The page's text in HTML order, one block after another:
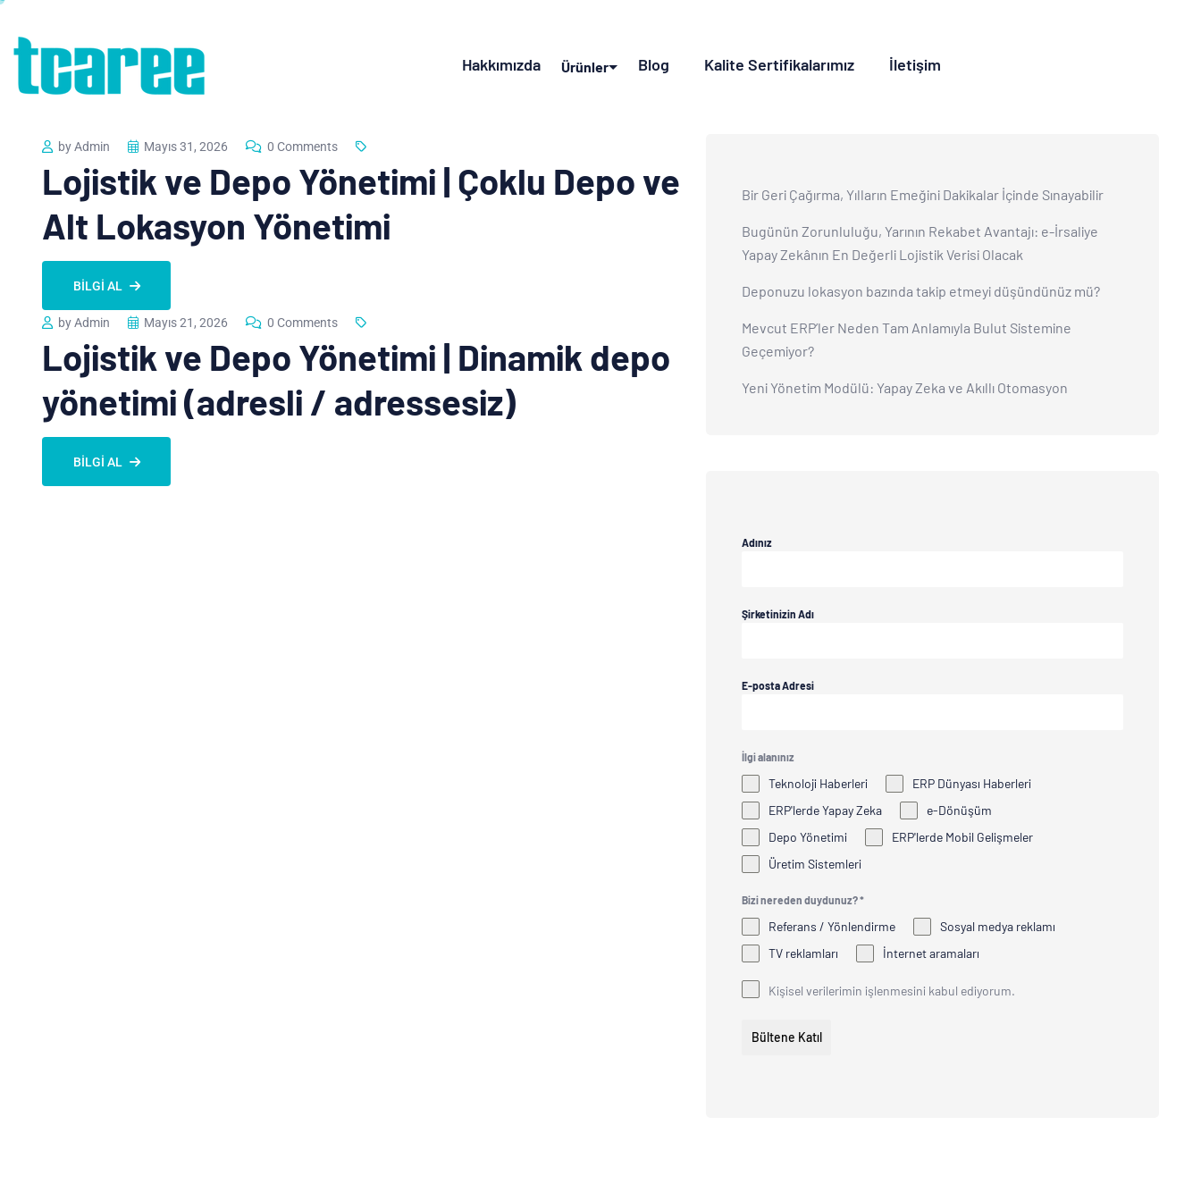
Hakkımızda Ürünler Blog Kalite Sertifikalarımız İletişim
by Admin Mayıs 31, 2026 0 Comments
Lojistik ve Depo Yönetimi | Çoklu Depo ve
Alt Lokasyon Yönetimi
BILGI AL
by Admin Mayıs 21, 2026 0 Comments
Lojistik ve Depo Yönetimi | Dinamik depo
yönetimi (adresli / adressesiz)
BILGI AL
Bir Geri Çağırma, Yılların Emeğini Dakikalar İçinde Sınayabilir
Bugünün Zorunluluğu, Yarının Rekabet Avantajı: e-İrsaliye
Yapay Zekânın En Değerli Lojistik Verisi Olacak
Deponuzu lokasyon bazında takip etmeyi düşündünüz mü?
Mevcut ERP’ler Neden Tam Anlamıyla Bulut Sistemine
Geçemiyor?
Yeni Yönetim Modülü: Yapay Zeka ve Akıllı Otomasyon
Adınız
Şirketinizin Adı
E-posta Adresi
İlgi alanınız
Teknoloji Haberleri
ERP Dünyası Haberleri
ERP'lerde Yapay Zeka
e-Dönüşüm
Depo Yönetimi
ERP'lerde Mobil Gelişmeler
Üretim Sistemleri
Bizi nereden duydunuz? *
Referans / Yönlendirme
Sosyal medya reklamı
TV reklamları
İnternet aramaları
Kişisel verilerimin işlenmesini kabul ediyorum.
Bültene Katıl